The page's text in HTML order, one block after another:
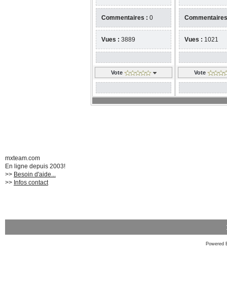
Commentaires : 0
Vues :3889
Vote
Vues : 1021
Vote
mxteam.com
En ligne depuis 2003!
>> Besoin d'aide...
>> Infos contact
Powered